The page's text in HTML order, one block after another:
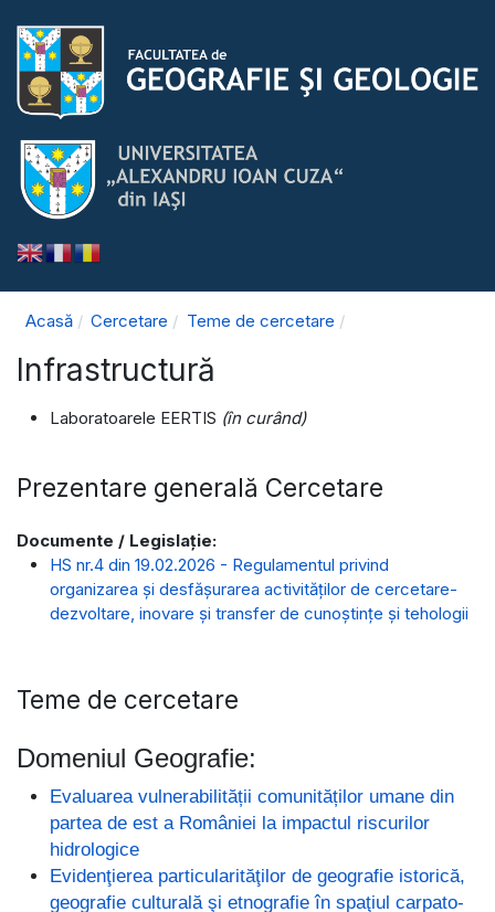
Acasă Cercetare Teme de cercetare
Infrastructură
Laboratoarele EERTIS (în curând)
Prezentare generală Cercetare
Documente / Legislație:
HS nr.4 din 19.02.2026 - Regulamentul privind
organizarea și desfășurarea activităților de cercetare-
dezvoltare, inovare și transfer de cunoștințe și tehologii
Teme de cercetare
Domeniul Geografie:
Evaluarea vulnerabilității comunităților umane din
partea de est a României la impactul riscurilor
hidrologice
Evidenţierea particularităţilor de geografie istorică,
geografie culturală şi etnografie în spaţiul carpato-